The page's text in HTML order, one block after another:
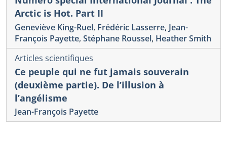
Arctic is Hot. Part II
Geneviève King-Ruel, Frédéric Lasserre, Jean-
François Payette, Stéphane Roussel, Heather Smith
Articles scientifiques
Ce peuple qui ne fut jamais souverain
(deuxième partie). De l’illusion à
l’angélisme
Jean-François Payette